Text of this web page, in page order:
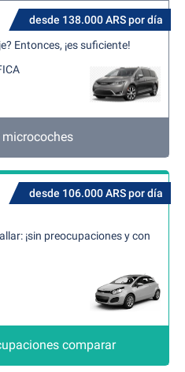
desde 138.000 ARS por día
Entonces, ¡es suficiente!
desde 106.000 ARS por día
¡sin preocupaciones y con
comparar